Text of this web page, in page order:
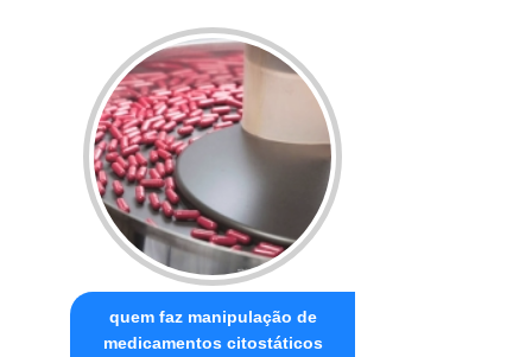
quem faz manipulação de
medicamentos citostáticos